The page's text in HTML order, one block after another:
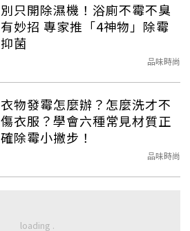
別只開除濕機！浴廁不霉不臭
有妙招 專家推「4神物」除霉
抑菌
品味時尚
衣物發霉怎麼辦？怎麼洗才不
傷衣服？學會六種常見材質正
確除霉小撇步！
品味時尚